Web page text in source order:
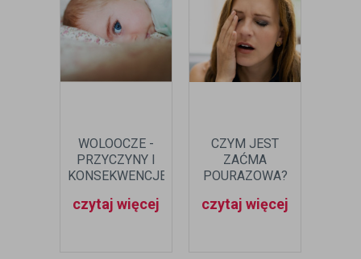
WOLOOCZE -
PRZYCZYNY I
KONSEKWENCJE
ROZWOJOWEJ
czytaj więcej
CZYM JEST
ZAĆMA
POURAZOWA?
czytaj więcej